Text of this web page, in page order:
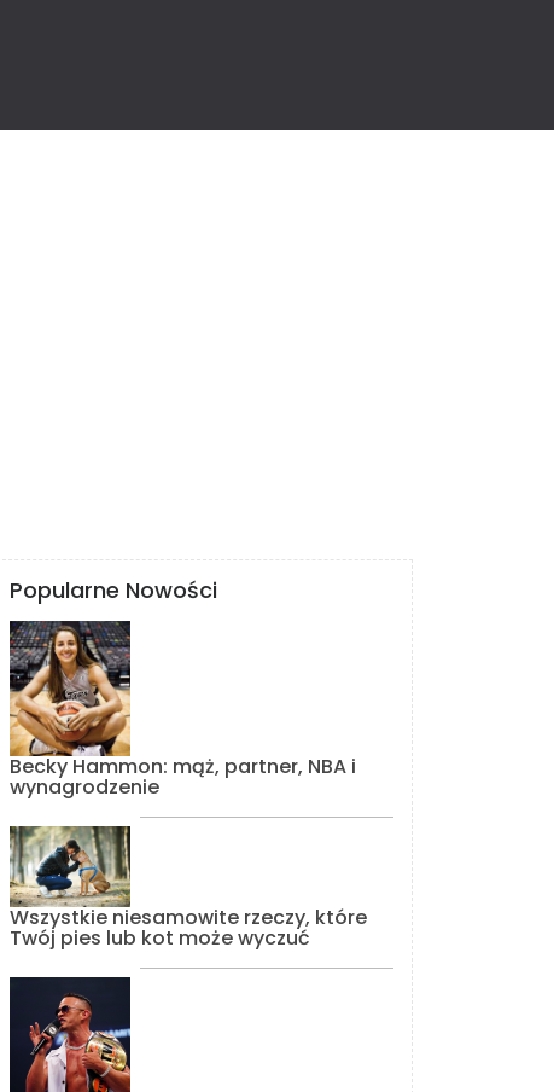
Popularne Nowości
Becky Hammon: mąż, partner, NBA i
wynagrodzenie
Wszystkie niesamowite rzeczy, które
Twój pies lub kot może wyczuć